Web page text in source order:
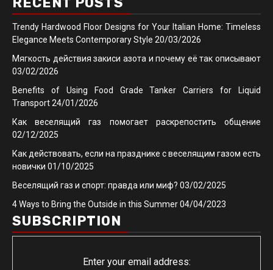
Trendy Hardwood Floor Designs for Your Italian Home: Timeless
Elegance Meets Contemporary Style 20/03/2026
Мягкость действия закиси азота и почему её так описывают
03/02/2026
Benefits of Using Food Grade Tanker Carriers for Liquid
Transport24/01/2026
Как веселящий газ помогает раскрепостить общение
02/12/2025
Как действовать, если на празднике с веселящим газом есть
новички 01/10/2025
Веселящий газ и спорт: правда или миф? 03/02/2025
4 Ways to Bring the Outside in this Summer04/04/2023
SUBSCRIPTION
Enter your email address: